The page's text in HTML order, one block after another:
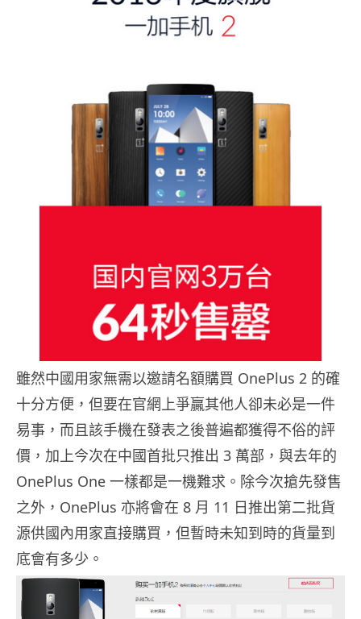
雖然中國用家無需以邀請名額購買 OnePlus 2 的確
十分方便，但要在官網上爭贏其他人卻未必是一件
易事，而且該手機在發表之後普遍都獲得不俗的評
價，加上今次在中國首批只推出 3 萬部，與去年的
OnePlus One 一樣都是一機難求。除今次搶先發售
之外，OnePlus 亦將會在 8 月 11 日推出第二批貨
源供國內用家直接購買，但暫時未知到時的貨量到
底會有多少。